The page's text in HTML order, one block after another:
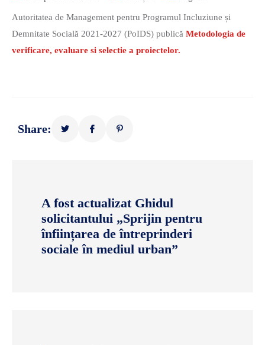
Autoritatea de Management pentru Programul Incluziune și
Demnitate Socială 2021-2027 (PoIDS) publică Metodologia de
verificare, evaluare si selectie a proiectelor.
Share:
A fost actualizat Ghidul
solicitantului „Sprijin pentru
înființarea de întreprinderi
sociale în mediul urban”